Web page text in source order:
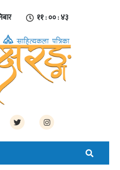
११ : ०० : ४४